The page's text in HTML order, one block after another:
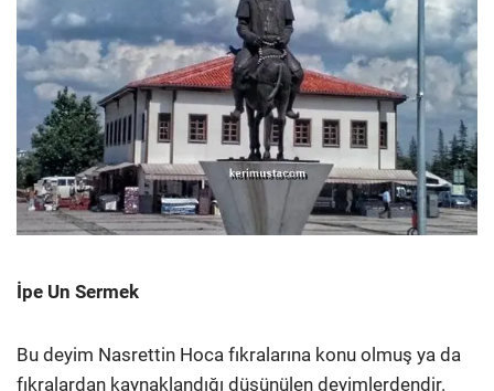
İpe Un Sermek
Bu deyim Nasrettin Hoca fıkralarına konu olmuş ya da
fıkralardan kaynaklandığı düşünülen deyimlerdendir.